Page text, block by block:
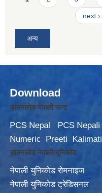
next ›
अन्य
Download
डाउनलोड नेपाली फन्ट
PCS Nepal PCS Nepali
Numeric
Preeti Kalimati
डाउनलोड नेपाली युनिकोड
नेपाली युनिकोड रोमनाइज
नेपाली युनिकोड ट्रेडिसनल